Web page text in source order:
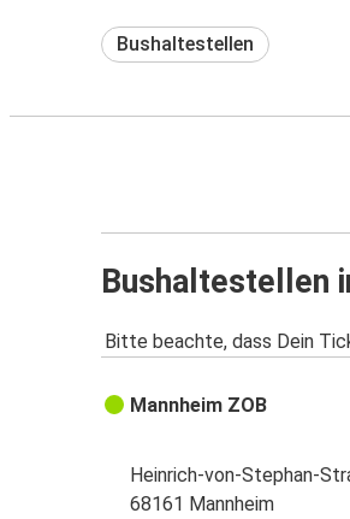
Bushaltestellen
Bushaltestellen
Bitte beachte, dass Dein
Mannheim ZOB
Heinrich-von-Stephan-
68161 Mannheim